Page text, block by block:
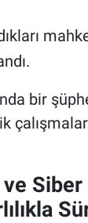
bir
ve